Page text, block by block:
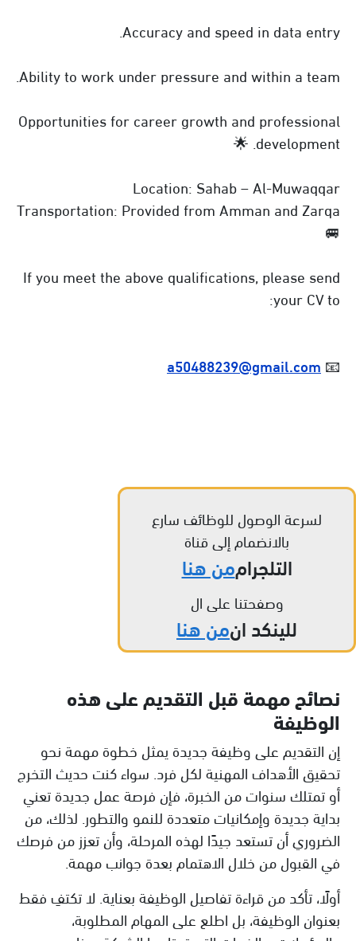
Accuracy and speed in data entry.
Ability to work under pressure and within a team.
Opportunities for career growth and professional
development. 🌟
Location: Sahab – Al-Muwaqqar
Transportation: Provided from Amman and Zarqa
🚐
If you meet the above qualifications, please send
your CV to:
📧
a50488239@gmail.com
لسرعة الوصول للوظائف سارع
بالانضمام إلى قناة
التلجراممن هنا
وصفحتنا على ال
للينكد انمن هنا
نصائح مهمة قبل التقديم على هذه
الوظيفة
إن التقديم على وظيفة جديدة يمثل خطوة مهمة نحو
تحقيق الأهداف المهنية لكل فرد. سواء كنت حديث التخرج
أو تمتلك سنوات من الخبرة، فإن فرصة عمل جديدة تعني
بداية جديدة وإمكانيات متعددة للنمو والتطور. لذلك، من
الضروري أن تستعد جيدًا لهذه المرحلة، وأن تعزز من فرصك
في القبول من خلال الاهتمام بعدة جوانب مهمة.
أولًا، تأكد من قراءة تفاصيل الوظيفة بعناية. لا تكتفِ فقط
بعنوان الوظيفة، بل اطلع على المهام المطلوبة،